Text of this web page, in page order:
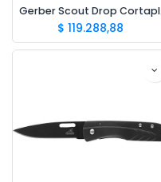
$ 119.288,88